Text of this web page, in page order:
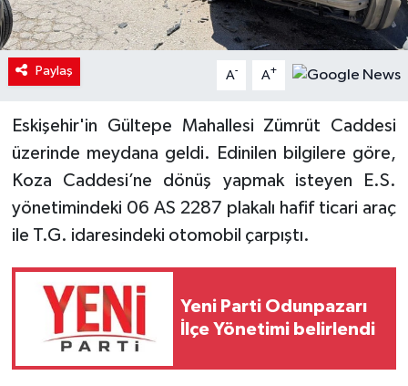
Paylaş A- A+
Eskişehir'in Gültepe Mahallesi Zümrüt Caddesi
üzerinde meydana geldi. Edinilen bilgilere göre,
Koza Caddesi’ne dönüş yapmak isteyen E.S.
yönetimindeki 06 AS 2287 plakalı hafif ticari araç
ile T.G. idaresindeki otomobil çarpıştı.
Yeni Parti Odunpazarı
İlçe Yönetimi belirlendi